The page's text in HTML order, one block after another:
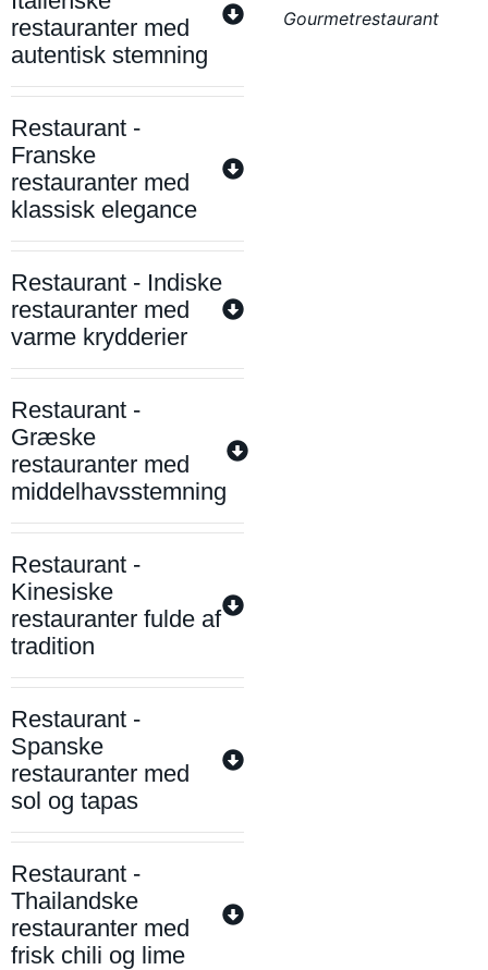
restauranter med
autentisk stemning
Restaurant -
Franske
restauranter med
klassisk elegance
Restaurant - Indiske
restauranter med
varme krydderier
Restaurant -
Græske
restauranter med
middelhavsstemning
Restaurant -
Kinesiske
restauranter fulde af
tradition
Restaurant -
Spanske
restauranter med
sol og tapas
Restaurant -
Thailandske
restauranter med
frisk chili og lime
Gourmetrestaurant